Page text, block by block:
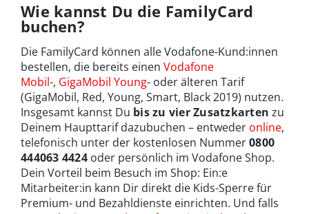
Wie kannst Du die FamilyCard
buchen?
Die FamilyCard können alle Vodafone-Kund:innen
bestellen, die bereits einen Vodafone
Mobil-, GigaMobil Young- oder älteren Tarif
(GigaMobil, Red, Young, Smart, Black 2019) nutzen.
Insgesamt kannst Du bis zu vier Zusatzkarten zu
Deinem Haupttarif dazubuchen – entweder online,
telefonisch unter der kostenlosen Nummer0800
444063 4424oder persönlich im Vodafone Shop.
Dein Vorteil beim Besuch im Shop: Ein:e
Mitarbeiter:in kann Dir direkt die Kids-Sperre für
Premium- und Bezahldienste einrichten. Und falls